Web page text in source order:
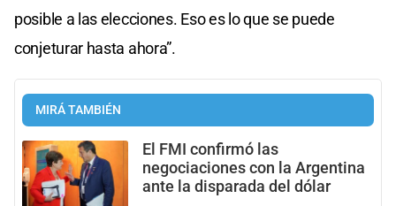
posible a las elecciones. Eso es lo que se puede
conjeturar hasta ahora”.
MIRÁ TAMBIÉN
El FMI confirmó las
negociaciones con la Argentina
ante la disparada del dólar